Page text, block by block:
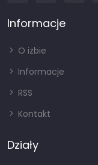
Informacje
O izbie
Informacje
RSS
Kontakt
Działy